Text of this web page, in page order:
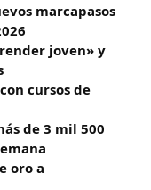
marcapasos
joven» y
cursos de
de 3 mil 500
oro a